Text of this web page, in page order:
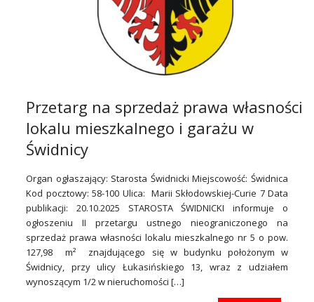
Przetarg na sprzedaż prawa własności
lokalu mieszkalnego i garażu w
Świdnicy
Organ ogłaszający: Starosta Świdnicki Miejscowość: Świdnica
Kod pocztowy: 58-100 Ulica: Marii Skłodowskiej-Curie 7 Data
publikacji: 20.10.2025 STAROSTA ŚWIDNICKI informuje o
ogłoszeniu II przetargu ustnego nieograniczonego na
sprzedaż prawa własności lokalu mieszkalnego nr 5 o pow.
127,98 m² znajdującego się w budynku położonym w
Świdnicy, przy ulicy Łukasińskiego 13, wraz z udziałem
wynoszącym 1/2 w nieruchomości […]